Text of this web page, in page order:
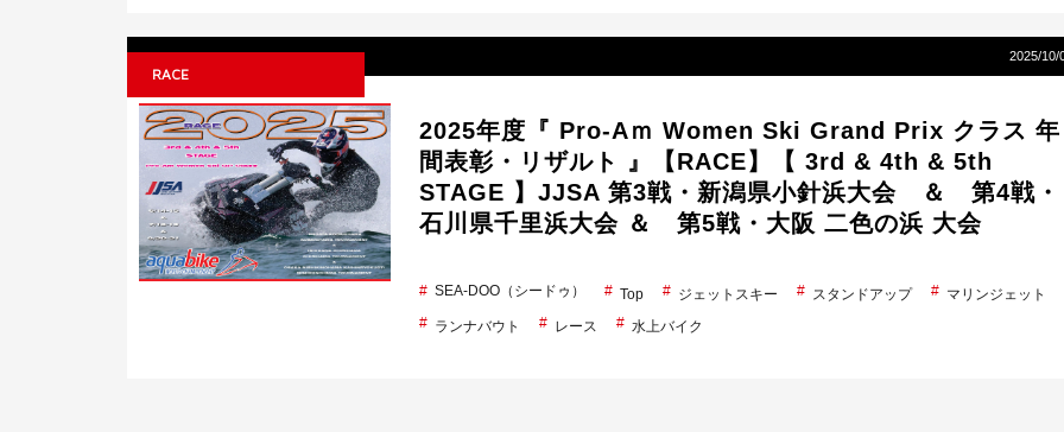
2025/10/
RACE
2025年度『 Pro-Aｍ Women Ski Grand Prix クラス 年
間表彰・リザルト 』【RACE】【 3rd & 4th & 5th
STAGE 】JJSA 第3戦・新潟県小針浜大会 ＆ 第4戦・
石川県千里浜大会 ＆ 第5戦・大阪 二色の浜 大会
SEA-DOO（シードゥ） Top ジェットスキー スタンドアップ
マリンジェット
ランナバウト
レース 水上バイク